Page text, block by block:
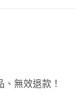
無效退款！